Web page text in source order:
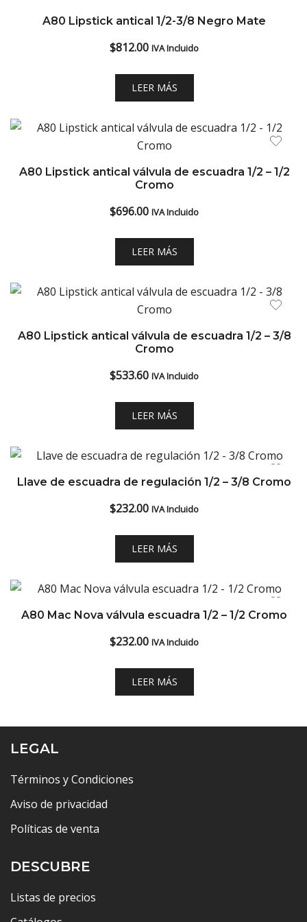
A80 Lipstick antical 1/2-3/8 Negro Mate
$812.00 IVA Incluido
LEER MÁS
A80 Lipstick antical válvula de escuadra 1/2 – 1/2
Cromo
$696.00 IVA Incluido
LEER MÁS
A80 Lipstick antical válvula de escuadra 1/2 – 3/8
Cromo
$533.60 IVA Incluido
LEER MÁS
Llave de escuadra de regulación 1/2 – 3/8 Cromo
$232.00 IVA Incluido
LEER MÁS
A80 Mac Nova válvula escuadra 1/2 – 1/2 Cromo
$232.00 IVA Incluido
LEER MÁS
LEGAL
Términos y Condiciones
Aviso de privacidad
Políticas de venta
DESCUBRE
Listas de precios